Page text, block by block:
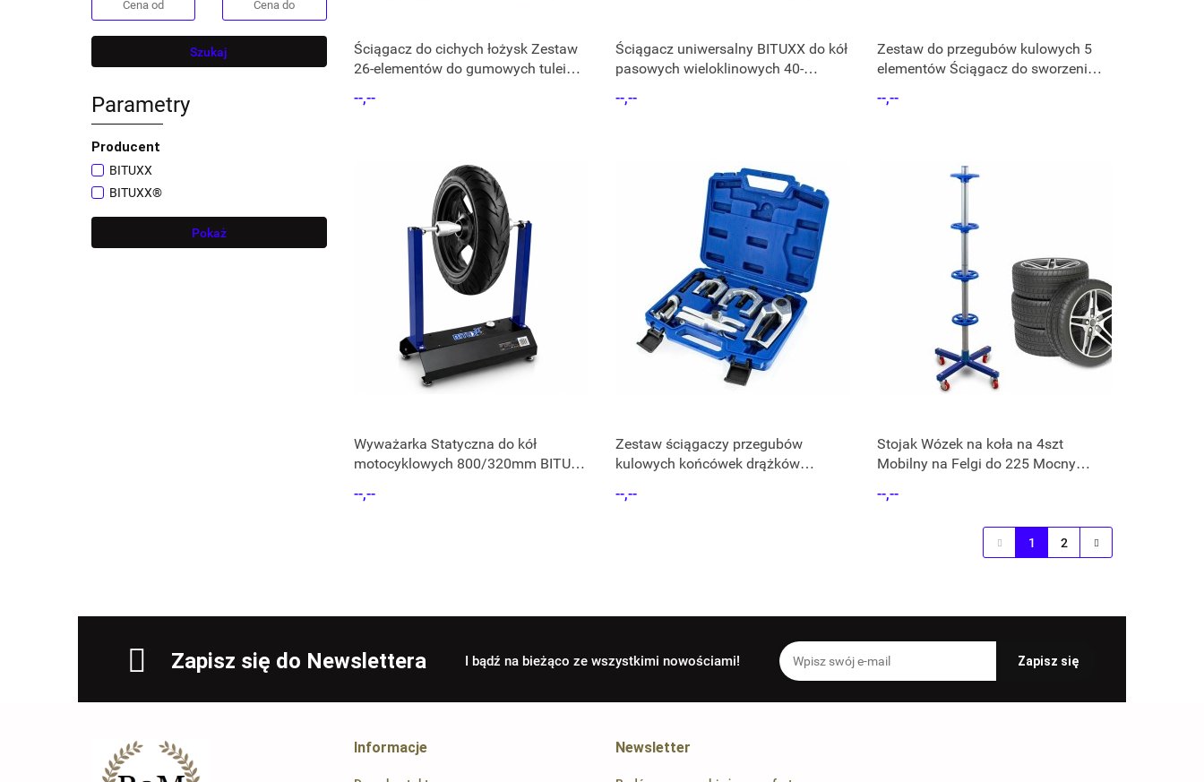
Szukaj
Parametry
Producent
BITUXX
BITUXX®
Pokaż
Ściągacz do cichych łożysk Zestaw
26-elementów do gumowych tulei
--,--
Ściągacz uniwersalny BITUXX do kół
pasowych wieloklinowych 40-
--,--
Zestaw do przegubów kulowych 5
elementów Ściągacz do sworzeni
--,--
Wyważarka Statyczna do kół
motocyklowych 800/320mm BITUXX
--,--
Zestaw ściągaczy przegubów
kulowych końcówek drążków
--,--
Stojak Wózek na koła na 4szt
Mobilny na Felgi do 225 Mocny
--,--
1 2
Zapisz się do Newslettera I bądź na bieżąco ze wszystkimi nowościami!
Informacje Newsletter